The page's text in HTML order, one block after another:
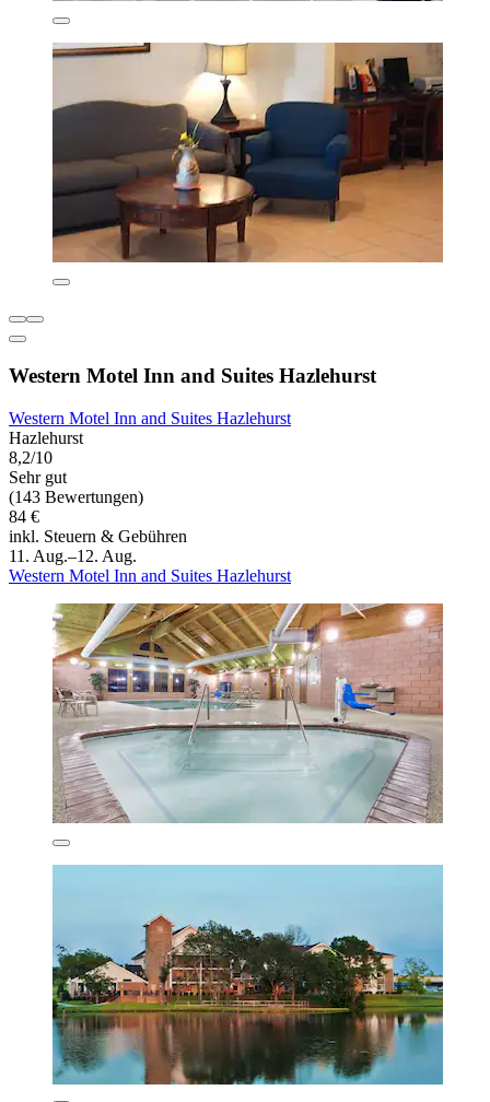
Western Motel Inn and Suites Hazlehurst
Western Motel Inn and Suites Hazlehurst
Hazlehurst
8,2/10
Sehr gut
(143 Bewertungen)
84 €
inkl. Steuern & Gebühren
11. Aug.–12. Aug.
Western Motel Inn and Suites Hazlehurst